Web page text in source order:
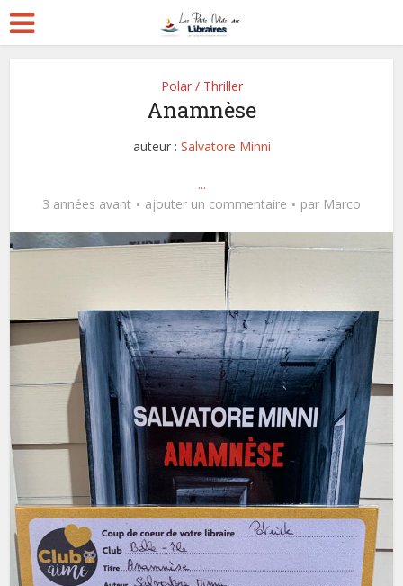
Polar / Thriller
Anamnèse
auteur : Salvatore Minni
...
3 années avant
ajouter un commentaire par Marco